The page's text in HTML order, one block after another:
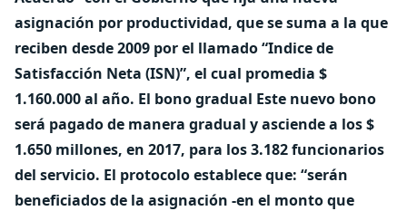
asignación por productividad, que se suma a la que
reciben desde 2009 por el llamado “Indice de
Satisfacción Neta (ISN)”, el cual promedia $
1.160.000 al año. El bono gradual Este nuevo bono
será pagado de manera gradual y asciende a los $
1.650 millones, en 2017, para los 3.182 funcionarios
del servicio. El protocolo establece que: “serán
beneficiados de la asignación -en el monto que